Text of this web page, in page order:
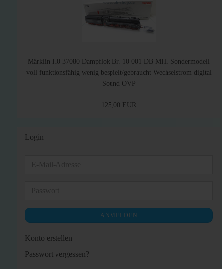
Märklin H0 37080 Dampflok Br. 10 001 DB MHI Sondermodell
voll funktionsfähig wenig bespielt/gebraucht Wechselstrom digital
Sound OVP
125,00 EUR
Login
ANMELDEN
Konto erstellen
Passwort vergessen?